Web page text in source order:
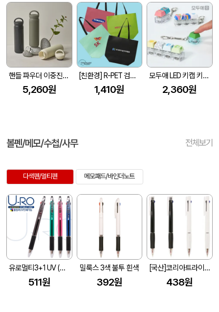
핸들 파우더 이중진공 스텐텀블러 500ml 손잡이 텀블러
5,260원
[친환경] R-PET 검정내피 리유저블백 (4색/중형/170g)(450x150x400mm)
1,410원
모두애 LED 키캡 키링 굿즈
2,360원
볼펜/메모/수첩/사무 전체보기
다색펜/멀티펜 메모패드/바인더노트
유로멀티3+1 UV (볼펜+샤프)
511원
밀룩스 3색 불투 흰색
392원
[국산]코리아트라이블랙&화이트니들3색볼펜 (0.7mm)
438원